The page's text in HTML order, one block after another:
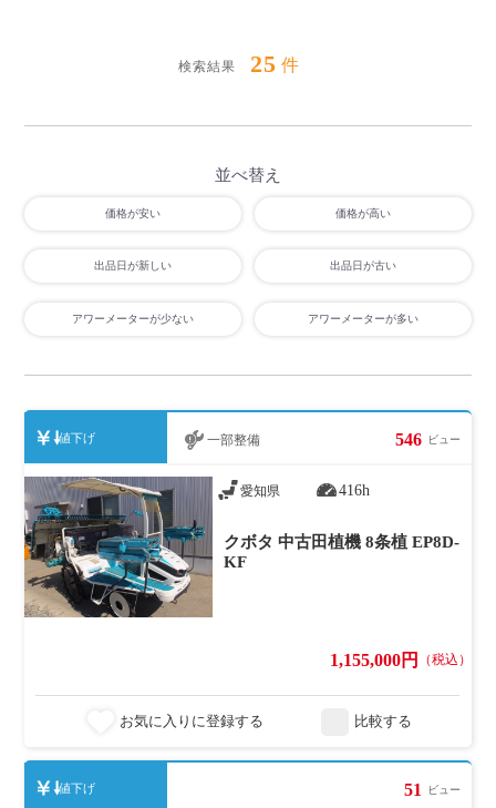
検索結果 25 件
並べ替え
価格が安い 価格が高い
出品日が新しい 出品日が古い
アワーメーターが少ない アワーメーターが多い
値下げ 一部整備 546 ビュー
愛知県 416h
クボタ 中古田植機 8条植 EP8D-
KF
1,155,000円 （税込）
お気に入りに登録する 比較する
値下げ 51 ビュー